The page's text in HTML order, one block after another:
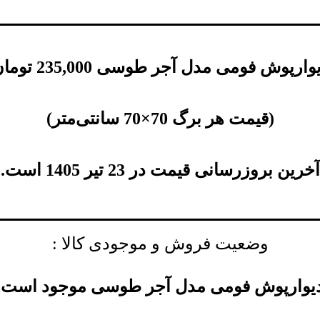
فومی مدل آجر طوسی 235,000
(قیمت هر برگ 70×70 سانتی‌متر )
آخرین بروزرسانی قیمت در 23 تیر 1405 است.
وضعیت فروش و موجودی کالا :
فومی مدل آجر طوسی موجود